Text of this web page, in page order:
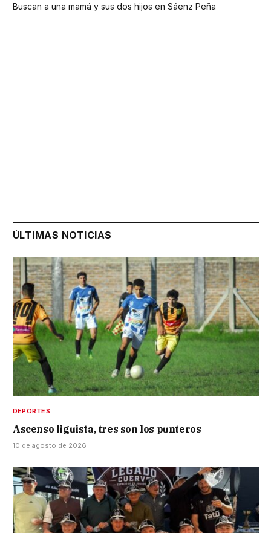
Buscan a una mamá y sus dos hijos en Sáenz Peña
ÚLTIMAS NOTICIAS
DEPORTES
Ascenso liguista, tres son los punteros
10 de agosto de 2026